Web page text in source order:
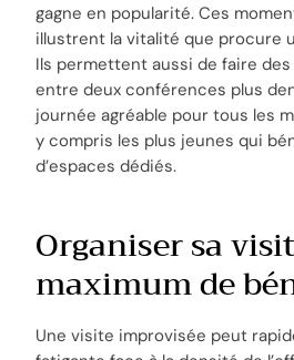
gagne en popularité. Ces
illustrent la vitalité que procure
Ils permettent aussi de faire
entre deux conférences plus
journée agréable pour tous les
y compris les plus jeunes qui
d’espaces dédiés.
Organiser sa
maximum de
Une visite improvisée peut